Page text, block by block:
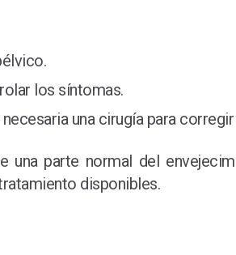
los síntomas.
una cirugía para
una parte normal del
disponibles.